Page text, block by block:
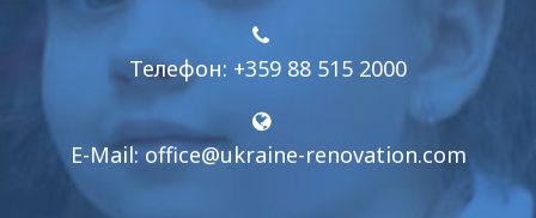
Телефон: +359 88 515 2000
E-Mail:office@ukraine-renovation.com